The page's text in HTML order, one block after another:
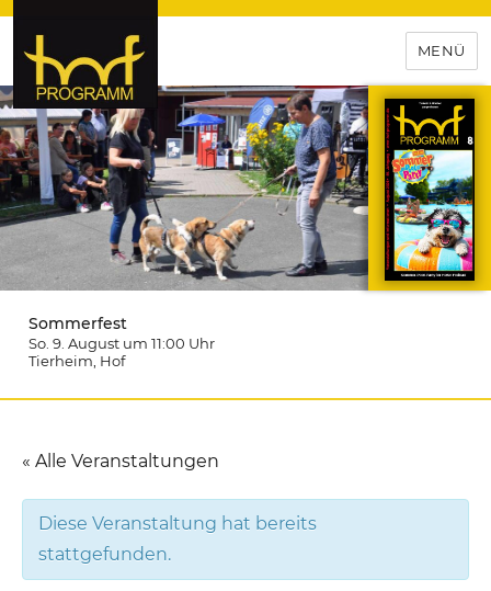
hof-programm – das
Veranstaltungsportal für
Hochfranken
MENÜ
Sommerfest
So. 9. August um 11:00 Uhr
Tierheim , Hof
« Alle Veranstaltungen
Diese Veranstaltung hat bereits
stattgefunden.